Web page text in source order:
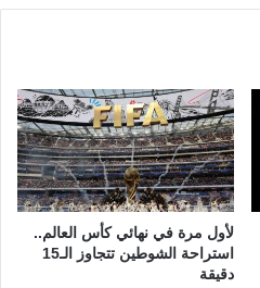
لأول مرة في نهائي كأس العالم..
استراحة الشوطين تتجاوز الـ15
دقيقة